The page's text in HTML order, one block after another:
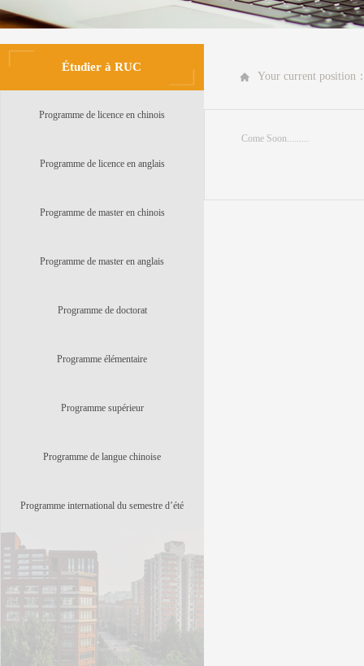
Étudier à RUC
Programme de licence en chinois
Programme de licence en anglais
Programme de master en chinois
Programme de master en anglais
Programme de doctorat
Programme élémentaire
Programme supérieur
Programme de langue chinoise
Programme international du semestre d’été
Your current position
Come Soon.........